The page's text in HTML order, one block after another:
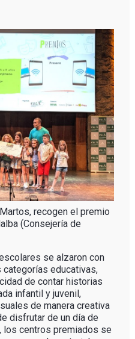
recogen el premio
(Consejería de
se alzaron con
educativas,
de contar historias
infantil y juvenil,
de manera creativa
disfrutar de un día de
los centros premiados se